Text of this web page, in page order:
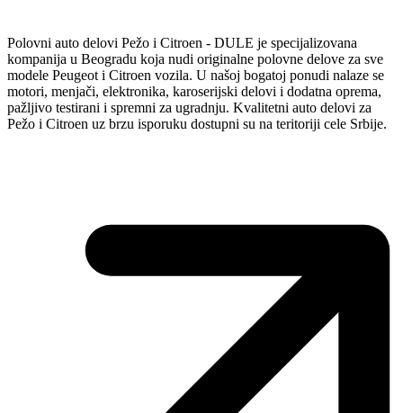
Polovni auto delovi Pežo i Citroen - DULE je specijalizovana
kompanija u Beogradu koja nudi originalne polovne delove za sve
modele Peugeot i Citroen vozila. U našoj bogatoj ponudi nalaze se
motori, menjači, elektronika, karoserijski delovi i dodatna oprema,
pažljivo testirani i spremni za ugradnju. Kvalitetni auto delovi za
Pežo i Citroen uz brzu isporuku dostupni su na teritoriji cele Srbije.